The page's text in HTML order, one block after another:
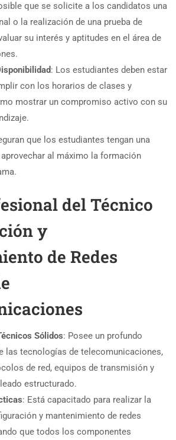
que se solicite a los candidatos una
o la realización de una prueba de
su interés y aptitudes en el área de
: Los estudiantes deben estar
con los horarios de clases y
mostrar un compromiso activo con su
que los estudiantes tengan una
aprovechar al máximo la formación
del Técnico
y
de Redes
Sólidos: Posee un profundo
las tecnologías de telecomunicaciones,
de red, equipos de transmisión y
estructurado.
: Está capacitado para realizar la
y mantenimiento de redes
que todos los componentes